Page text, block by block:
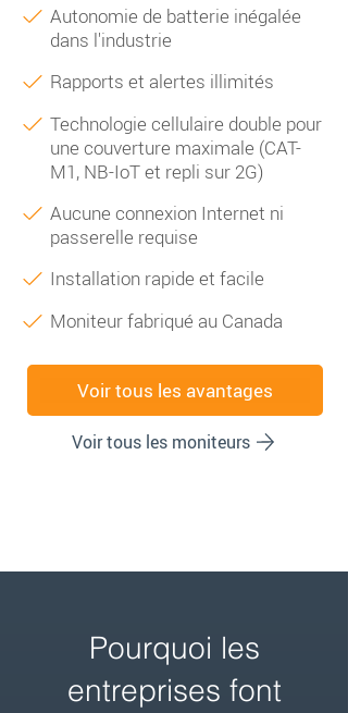
Autonomie de batterie inégalée
dans l'industrie
Rapports et alertes illimités
Technologie cellulaire double pour
une couverture maximale (CAT-
M1, NB-IoT et repli sur 2G)
Aucune connexion Internet ni
passerelle requise
Installation rapide et facile
Moniteur fabriqué au Canada
Voir tous les avantages
Voir tous les moniteurs
Pourquoi les
entreprises font